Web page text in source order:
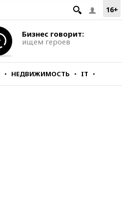
16+
Бизнес говорит:
ищем героев
НЕДВИЖИМОСТЬ IT